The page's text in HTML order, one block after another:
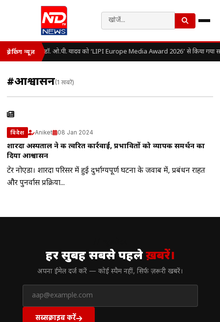
ब्रेकिंग न्यूज़ डॉ. ओ.पी. यादव को ‘LIPI Europe Media Award 2026’ से किया गया
#आश्वासन(1 खबरें)
विदेश Aniket 08 Jan 2024
शारदा अस्पताल ने की त्वरित कार्रवाई, प्रभावितों को व्यापक समर्थन का
दिया आश्वासन
ग्रेटर नोएडा। शारदा परिसर में हुई दुर्भाग्यपूर्ण घटना के जवाब में, प्रबंधन राहत
और पुनर्वास प्रक्रिया...
हर सुबह सबसे पहलेख़बरें।
अपना ईमेल दर्ज करें — कोई स्पैम नहीं, सिर्फ ज़रूरी खबरें।
सब्सक्राइब करें